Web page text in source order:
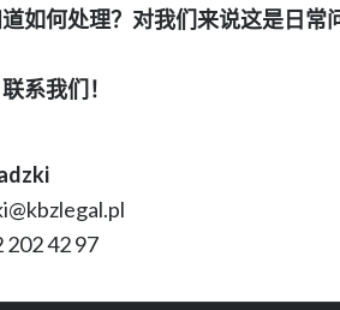
如何处理？对我们来说这是日常
系我们！
202 42 97